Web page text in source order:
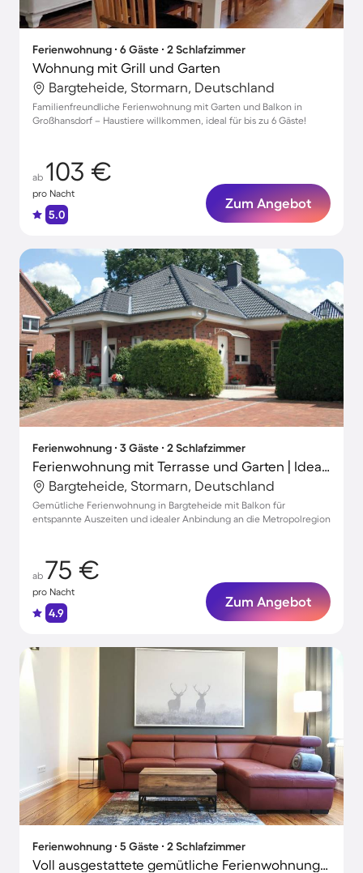
Ferienwohnung ∙ 6 Gäste ∙ 2 Schlafzimmer
Wohnung mit Grill und Garten
Bargteheide, Stormarn, Deutschland
Familienfreundliche Ferienwohnung mit Garten und Balkon in
Großhansdorf – Haustiere willkommen, ideal für bis zu 6 Gäste!
ab 103 €
pro Nacht
5.0
Zum Angebot
Ferienwohnung ∙ 3 Gäste ∙ 2 Schlafzimmer
Ferienwohnung mit Terrasse und Garten | Ideal für Homeoffice
Bargteheide, Stormarn, Deutschland
Gemütliche Ferienwohnung in Bargteheide mit Balkon für
entspannte Auszeiten und idealer Anbindung an die Metropolregion
ab 75 €
pro Nacht
4.9
Zum Angebot
Ferienwohnung ∙ 5 Gäste ∙ 2 Schlafzimmer
Voll ausgestattete gemütliche Ferienwohnung mit Terrasse, Grill und Garten | Perfekt für die Arbeit von Zuhause